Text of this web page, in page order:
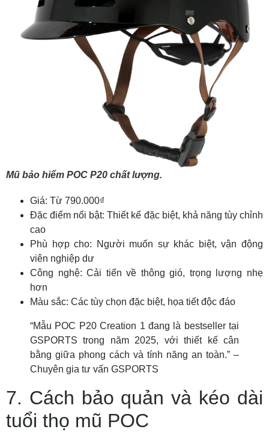
Mũ bảo hiểm POC P20 chất lượng.
Giá: Từ 790.000₫
Đặc điểm nổi bật: Thiết kế đặc biệt, khả năng tùy chỉnh
cao
Phù hợp cho: Người muốn sự khác biệt, vận động
viên nghiệp dư
Công nghệ: Cải tiến về thông gió, trọng lượng nhẹ
hơn
Màu sắc: Các tùy chọn đặc biệt, họa tiết độc đáo
“Mẫu POC P20 Creation 1 đang là bestseller tại
GSPORTS trong năm 2025, với thiết kế cân
bằng giữa phong cách và tính năng an toàn.” –
Chuyên gia tư vấn GSPORTS
7. Cách bảo quản và kéo dài
tuổi thọ mũ POC